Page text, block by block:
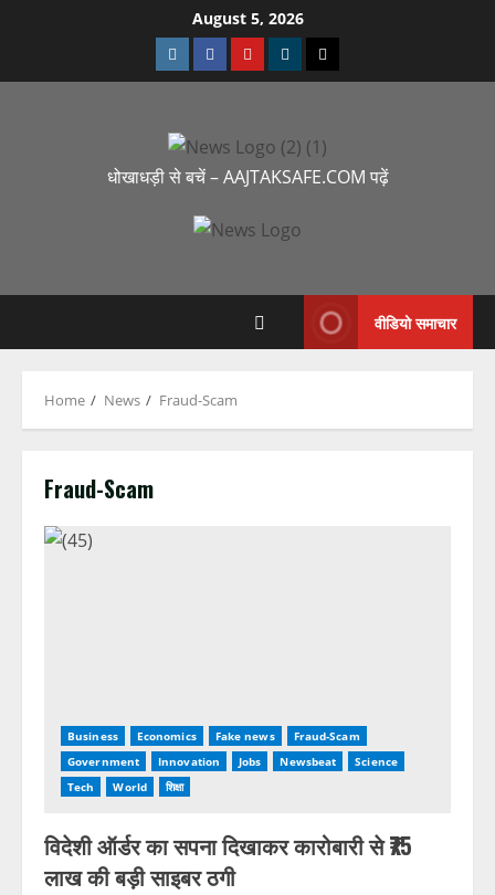
August 5, 2026
धोखाधड़ी से बचें – AAJTAKSAFE.COM पढ़ें
वीडियो समाचार
Home News Fraud-Scam
Fraud-Scam
Business Economics Fake news
Fraud-Scam
Government
Innovation Jobs Newsbeat
Science
Tech
World शिक्षा
विदेशी ऑर्डर का सपना दिखाकर कारोबारी से ₹75
लाख की बड़ी साइबर ठगी